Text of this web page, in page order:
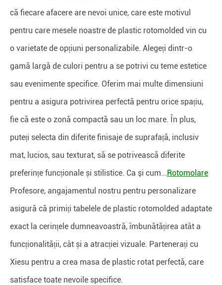
că fiecare afacere are nevoi unice, care este motivul
pentru care mesele noastre de plastic rotomolded vin cu
o varietate de opțiuni personalizabile. Alegeți dintr-o
gamă largă de culori pentru a se potrivi cu teme estetice
sau evenimente specifice. Oferim mai multe dimensiuni
pentru a asigura potrivirea perfectă pentru orice spațiu,
fie că este o zonă compactă sau un loc mare. În plus,
puteți selecta din diferite finisaje de suprafață, inclusiv
mat, lucios, sau texturat, să se potrivească diferite
preferințe funcționale și stilistice. Ca şi cum...Rotomolare
Profesore, angajamentul nostru pentru personalizare
asigură că primiți tabelele de plastic rotomolded adaptate
exact la cerințele dumneavoastră, îmbunătățirea atât a
funcționalității, cât și a atracției vizuale. Partenerați cu
Xiesu pentru a crea masa de plastic rotat perfectă, care
satisface toate nevoile specifice.